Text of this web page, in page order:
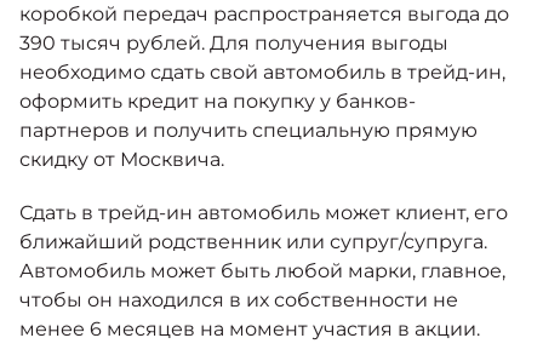
коробкой передач распространяется выгода до
390 тысяч рублей. Для получения выгоды
необходимо сдать свой автомобиль в трейд-ин,
оформить кредит на покупку у банков-
партнеров и получить специальную прямую
скидку от Москвича.
Сдать в трейд-ин автомобиль может клиент, его
ближайший родственник или супруг/супруга.
Автомобиль может быть любой марки, главное,
чтобы он находился в их собственности не
менее 6 месяцев на момент участия в акции.